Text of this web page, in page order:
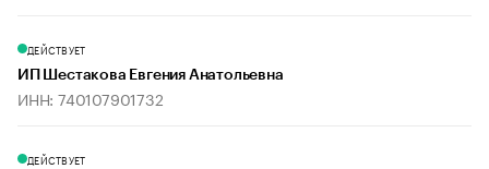
ДЕЙСТВУЕТ
ИП Шестакова Евгения Анатольевна
ИНН: 740107901732
ДЕЙСТВУЕТ